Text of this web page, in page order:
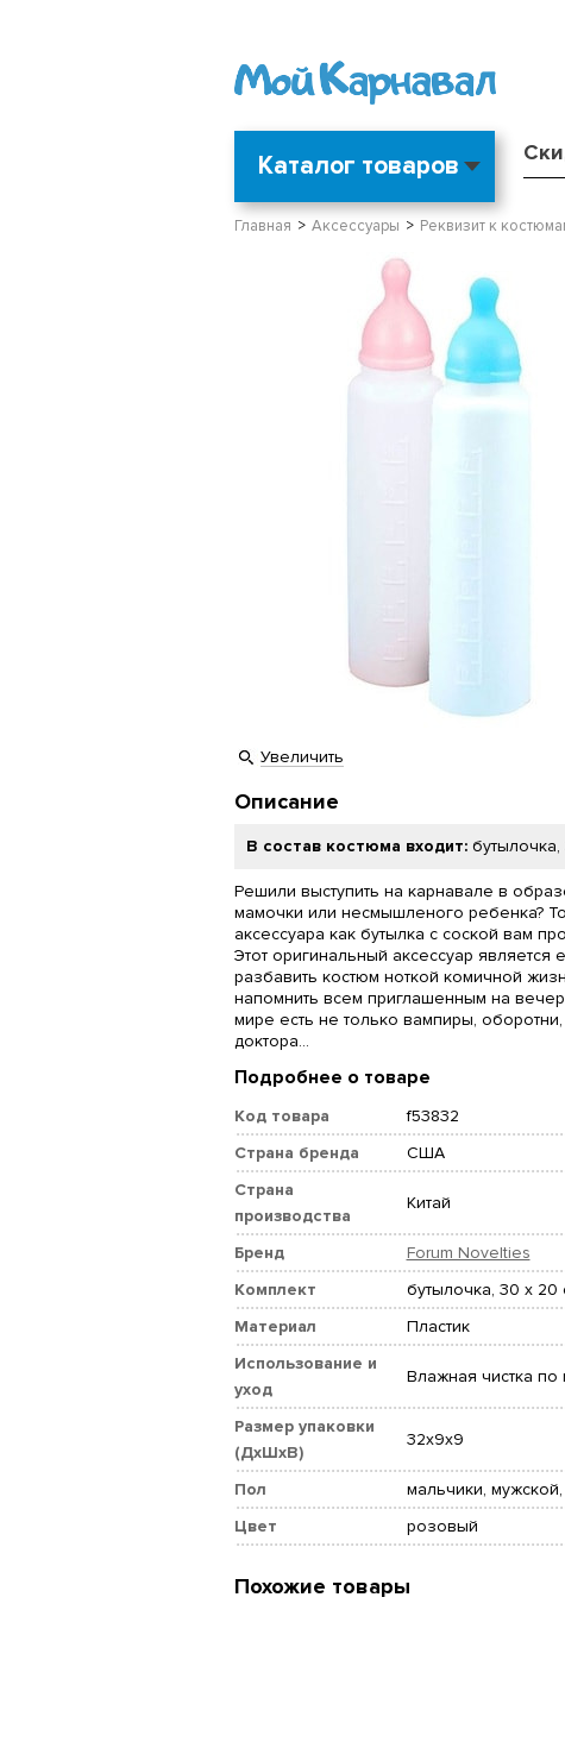
Каталог товаров
Главная Аксессуары Реквизит к
Увеличить
Описание
В состав костюма входит:
Решили выступить на карнавале в
мамочки или несмышленого ребенка?
аксессуара как бутылка с соской вам
Этот оригинальный аксессуар
разбавить костюм ноткой комичной
напомнить всем приглашенным на
мире есть не только вампиры,
доктора…
Подробнее о товаре
Код товара
f53832
Страна бренда
США
Страна
производства
Китай
Бренд
Forum Novelties
Комплект
бутылочка, 30 х 20
Материал
Пластик
Использование и
уход
Влажная чистка по
Размер упаковки
(ДхШхВ)
32x9x9
Пол
мальчики,
Цвет
розовый
Похожие товары